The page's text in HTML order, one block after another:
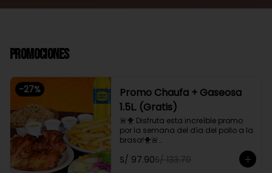
Promociones
-27%
Promo Chaufa + Gaseosa
1.5L. (Gratis)
🚨🐥 Disfruta esta increíble promo
por la semana del día del pollo a la
brasa!🐥🚨
Pollo a la brasa, acompañado de
papas fritas, ensalada familiar y un
S/ 97.90S/ 133.70